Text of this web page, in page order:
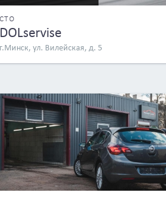
СТО
DOLservise
г.Минск, ул. Вилейская, д. 5